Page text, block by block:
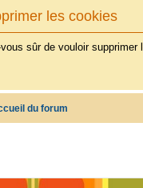
les cookies
sûr de vouloir
du forum